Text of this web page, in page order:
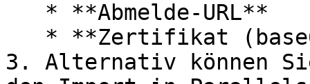
3. Alternativ können